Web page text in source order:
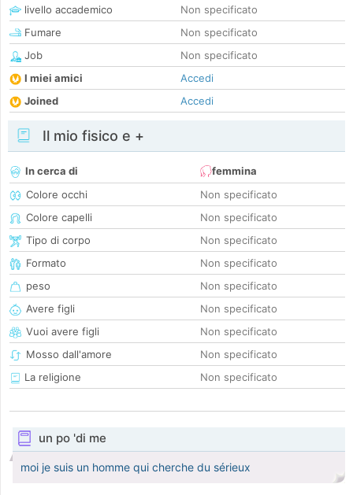
livello accademico
Non specificato
Fumare
Non specificato
Job
Non specificato
I miei amici
Accedi
Joined
Accedi
Il mio fisico e +
In cerca di
femmina
Colore occhi
Non specificato
Colore capelli
Non specificato
Tipo di corpo
Non specificato
Formato
Non specificato
peso
Non specificato
Avere figli
Non specificato
Vuoi avere figli
Non specificato
Mosso dall'amore
Non specificato
La religione
Non specificato
un po 'di me
moi je suis un homme qui cherche du sérieux